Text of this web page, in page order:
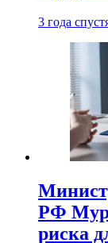
3 года
РФ
риска